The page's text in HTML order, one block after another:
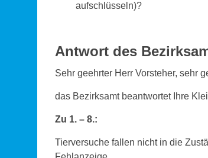
aufschlüsseln)?
Antwort des
Sehr geehrter Herr Vorsteher, sehr
das Bezirksamt beantwortet Ihre
Zu 1. – 8.:
Tierversuche fallen nicht in die